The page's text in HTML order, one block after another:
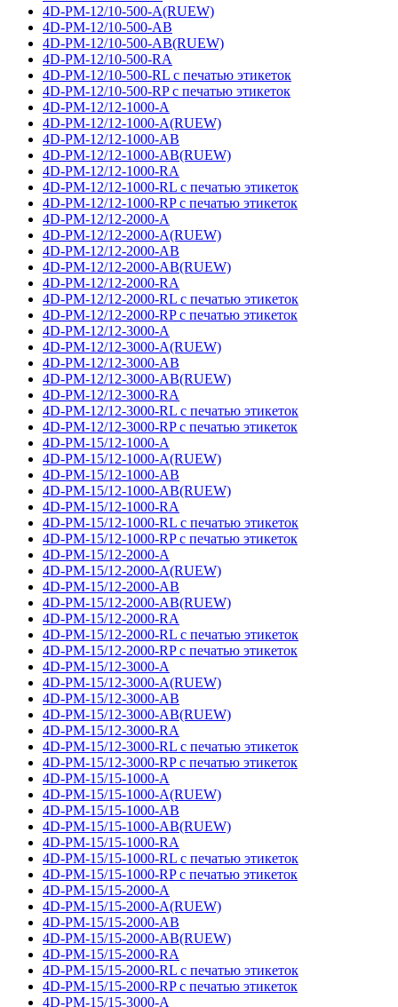
4D-PM-12/10-500-A(RUEW)
4D-PM-12/10-500-AB
4D-PM-12/10-500-AB(RUEW)
4D-PM-12/10-500-RA
4D-PM-12/10-500-RL с печатью этикеток
4D-PM-12/10-500-RP с печатью этикеток
4D-PM-12/12-1000-A
4D-PM-12/12-1000-A(RUEW)
4D-PM-12/12-1000-AB
4D-PM-12/12-1000-AB(RUEW)
4D-PM-12/12-1000-RA
4D-PM-12/12-1000-RL с печатью этикеток
4D-PM-12/12-1000-RP с печатью этикеток
4D-PM-12/12-2000-A
4D-PM-12/12-2000-A(RUEW)
4D-PM-12/12-2000-AB
4D-PM-12/12-2000-AB(RUEW)
4D-PM-12/12-2000-RA
4D-PM-12/12-2000-RL с печатью этикеток
4D-PM-12/12-2000-RP с печатью этикеток
4D-PM-12/12-3000-A
4D-PM-12/12-3000-A(RUEW)
4D-PM-12/12-3000-AB
4D-PM-12/12-3000-AB(RUEW)
4D-PM-12/12-3000-RA
4D-PM-12/12-3000-RL с печатью этикеток
4D-PM-12/12-3000-RP с печатью этикеток
4D-PM-15/12-1000-A
4D-PM-15/12-1000-A(RUEW)
4D-PM-15/12-1000-AB
4D-PM-15/12-1000-AB(RUEW)
4D-PM-15/12-1000-RA
4D-PM-15/12-1000-RL с печатью этикеток
4D-PM-15/12-1000-RP с печатью этикеток
4D-PM-15/12-2000-A
4D-PM-15/12-2000-A(RUEW)
4D-PM-15/12-2000-AB
4D-PM-15/12-2000-AB(RUEW)
4D-PM-15/12-2000-RA
4D-PM-15/12-2000-RL с печатью этикеток
4D-PM-15/12-2000-RP с печатью этикеток
4D-PM-15/12-3000-A
4D-PM-15/12-3000-A(RUEW)
4D-PM-15/12-3000-AB
4D-PM-15/12-3000-AB(RUEW)
4D-PM-15/12-3000-RA
4D-PM-15/12-3000-RL с печатью этикеток
4D-PM-15/12-3000-RP с печатью этикеток
4D-PM-15/15-1000-A
4D-PM-15/15-1000-A(RUEW)
4D-PM-15/15-1000-AB
4D-PM-15/15-1000-AB(RUEW)
4D-PM-15/15-1000-RA
4D-PM-15/15-1000-RL с печатью этикеток
4D-PM-15/15-1000-RP с печатью этикеток
4D-PM-15/15-2000-A
4D-PM-15/15-2000-A(RUEW)
4D-PM-15/15-2000-AB
4D-PM-15/15-2000-AB(RUEW)
4D-PM-15/15-2000-RA
4D-PM-15/15-2000-RL с печатью этикеток
4D-PM-15/15-2000-RP с печатью этикеток
4D-PM-15/15-3000-A